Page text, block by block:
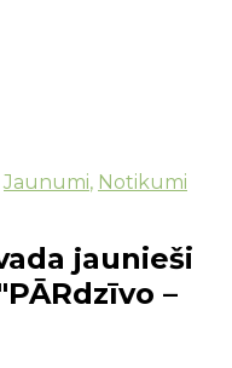
Jaunumi, Notikumi
jaunieši
–